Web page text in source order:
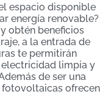
espacio disponible
energía renovable?
obtén beneficios
a la entrada de
te permitirán
limpia y
de ser una
ofrecen